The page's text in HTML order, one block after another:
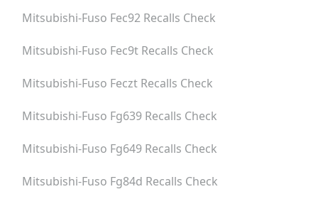
Mitsubishi-Fuso Fec92 Recalls Check
Mitsubishi-Fuso Fec9t Recalls Check
Mitsubishi-Fuso Feczt Recalls Check
Mitsubishi-Fuso Fg639 Recalls Check
Mitsubishi-Fuso Fg649 Recalls Check
Mitsubishi-Fuso Fg84d Recalls Check